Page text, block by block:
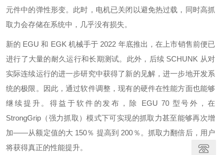
元件中的弹性形变。此时，电机已关闭以避免热过载，同时高抓
取力会存储在系统中，几乎没有损失。
新的 EGU 和 EGK 机械手于 2022 年底推出，在上市销售前便已
进行了大量的耐久运行和长期测试。此外，后续 SCHUNK 从对
实际连续运行的进一步研究中获得了新的见解，进一步地开发系
统的极限。因此，通过软件调整，现有的硬件在性能方面也能够
继续提升。得益于软件的发布，除 EGU 70 型号外，在
StrongGrip（强力抓取）模式下可实现的抓取力甚至能够再次增
加——从额定值的大 150％ 提高到 200％。抓取力翻倍后，用户
将获得真正的性能提升。